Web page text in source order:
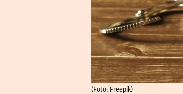
(Foto: Freepik)